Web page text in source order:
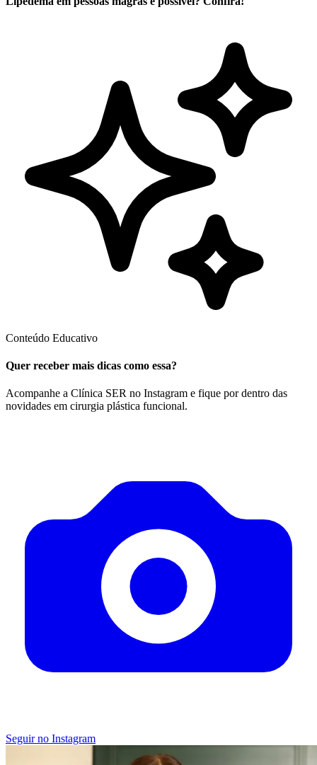
Conteúdo Educativo
Quer receber mais dicas como essa?
Acompanhe a Clínica SER no Instagram e fique por dentro das
novidades em cirurgia plástica funcional.
Seguir no Instagram